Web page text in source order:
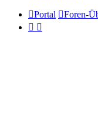
Portal Foren-